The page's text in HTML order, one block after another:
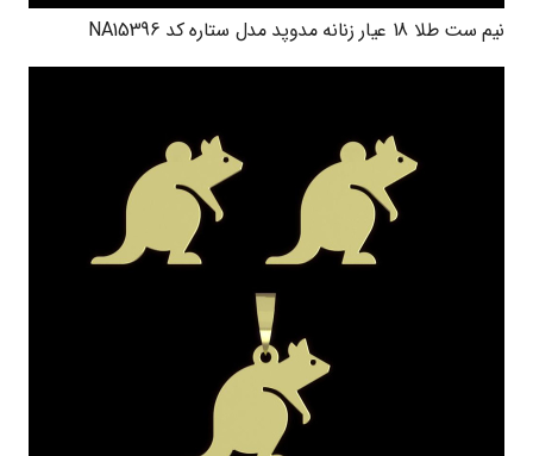
نیم ست طلا 18 عیار زنانه مدوپد مدل ستاره کد NA15396